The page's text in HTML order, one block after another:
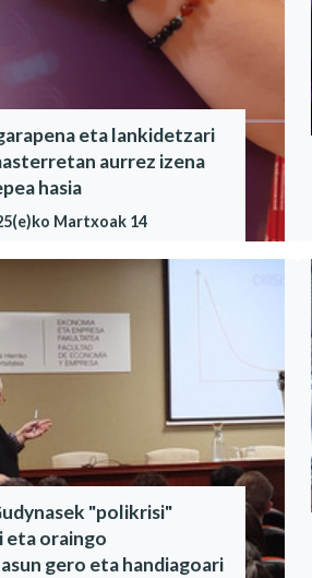
eta lankidetzari
aurrez izena
hasia
Martxoak 14
"polikrisi"
eta oraingo
gero eta handiagoari